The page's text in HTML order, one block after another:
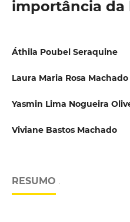
importância da
Áthila Poubel Seraquine
Laura Maria Rosa Machado
Yasmin Lima Nogueira
Viviane Bastos Machado
RESUMO .